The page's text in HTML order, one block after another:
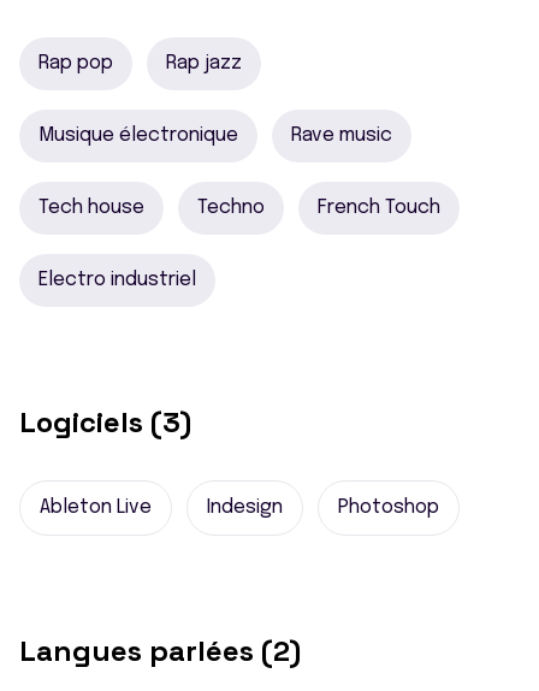
Rap pop Rap jazz
Musique électronique Rave music
Tech house Techno French Touch
Electro industriel
Logiciels (3)
Ableton Live Indesign Photoshop
Langues parlées (2)